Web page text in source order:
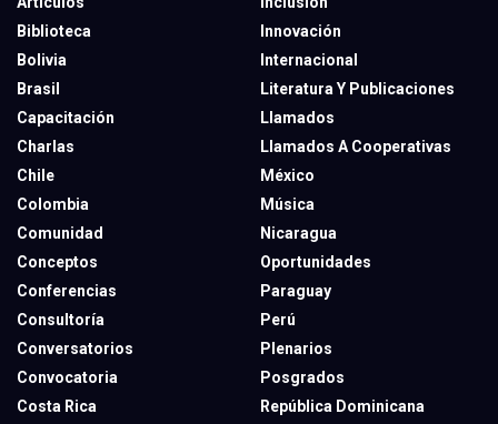
Biblioteca
Bolivia
Brasil
Capacitación
Charlas
Chile
Colombia
Comunidad
Conceptos
Conferencias
Consultoría
Conversatorios
Convocatoria
Costa Rica
Innovación
Internacional
Literatura Y Publicaciones
Llamados
Llamados A Cooperativas
México
Música
Nicaragua
Oportunidades
Paraguay
Perú
Plenarios
Posgrados
República Dominicana